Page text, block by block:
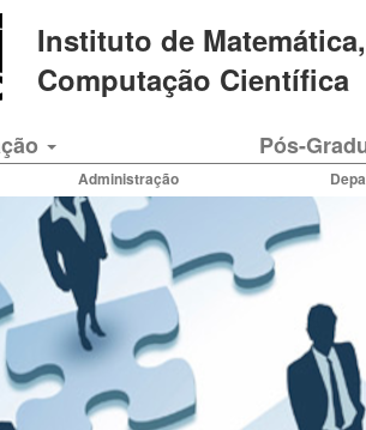
Instituto de
Computação Científica
Pós-
Administração